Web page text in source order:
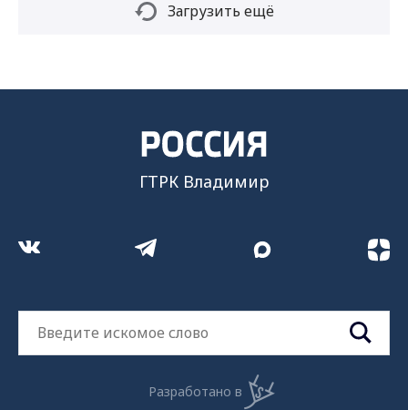
Загрузить ещё
ГТРК Владимир
Разработано в